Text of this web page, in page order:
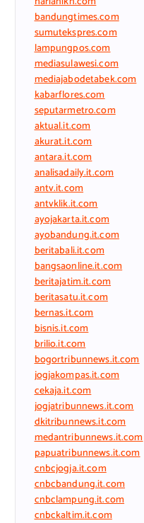
bandungtimes.com
sumutekspres.com
lampungpos.com
mediasulawesi.com
mediajabodetabek.com
kabarflores.com
seputarmetro.com
aktual.it.com
akurat.it.com
antara.it.com
analisadaily.it.com
antv.it.com
antvklik.it.com
ayojakarta.it.com
ayobandung.it.com
beritabali.it.com
bangsaonline.it.com
beritajatim.it.com
beritasatu.it.com
bernas.it.com
bisnis.it.com
brilio.it.com
bogortribunnews.it.com
jogjakompas.it.com
cekaja.it.com
jogjatribunnews.it.com
dkitribunnews.it.com
medantribunnews.it.com
papuatribunnews.it.com
cnbcjogja.it.com
cnbcbandung.it.com
cnbclampung.it.com
cnbckaltim.it.com